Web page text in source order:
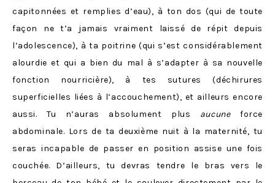
capitonnées et remplies d’eau), à ton dos (qui de toute
façon ne t’a jamais vraiment laissé de répit depuis
l’adolescence), à ta poitrine (qui s’est considérablement
alourdie et qui a bien du mal à s’adapter à sa nouvelle
fonction nourricière), à tes sutures (déchirures
superficielles liées à l’accouchement), et ailleurs encore
aussi. Tu n’auras absolument plus aucuneforce
abdominale. Lors de ta deuxième nuit à la maternité, tu
seras incapable de passer en position assise une fois
couchée. D’ailleurs, tu devras tendre le bras vers le